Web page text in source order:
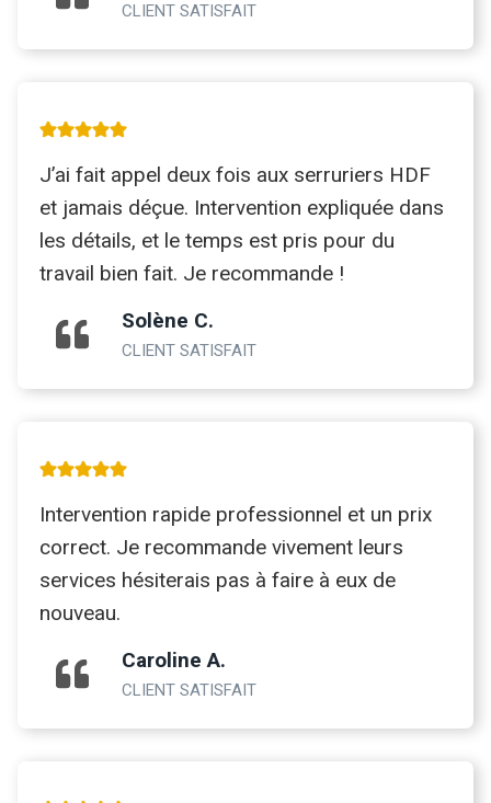
CLIENT SATISFAIT
J’ai fait appel deux fois aux serruriers HDF
et jamais déçue. Intervention expliquée dans
les détails, et le temps est pris pour du
travail bien fait. Je recommande !
Solène C.
CLIENT SATISFAIT
Intervention rapide professionnel et un prix
correct. Je recommande vivement leurs
services hésiterais pas à faire à eux de
nouveau.
Caroline A.
CLIENT SATISFAIT